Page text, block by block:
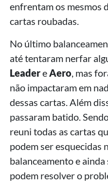
enfrentam os mesmos
cartas roubadas.
No último
até tentaram nerfar
LeadereAero, mas
não impactaram em
dessas cartas. Além
passaram batido.
reuni todas as cartas
podem ser esquecidas
balanceamento e
podem resolver o